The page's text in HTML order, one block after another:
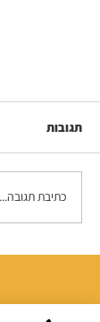
האם
תגובות
כתיבת תגובה...